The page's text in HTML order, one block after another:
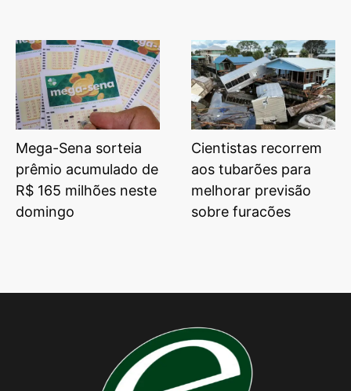
Mega-Sena sorteia
prêmio acumulado de
R$ 165 milhões neste
domingo
Cientistas recorrem
aos tubarões para
melhorar previsão
sobre furacões